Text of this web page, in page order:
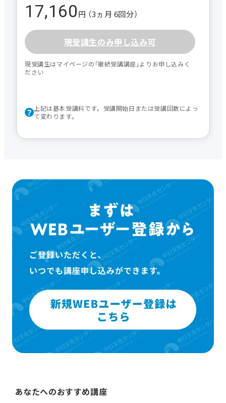
17,160円 （3ヵ月 6回分）
現受講生のみ申し込み可
現受講生はマイページの｢継続受講講座｣よりお申し込みく
ださい
上記は基本受講料です。受講開始日または受講回数によっ
て変わります。
あなたへのおすすめ講座